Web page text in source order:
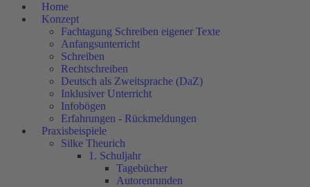
Home
Konzept
Fachtagung Schreiben eigener Texte
Anfangsunterricht
Schreiben
Rechtschreiben
Deutsch als Zweitsprache (DaZ)
Inklusiver Unterricht
Infobögen
Erfahrungen - Rückmeldungen
Praxisbeispiele
Silke Theurich
1. Schuljahr
Tagebücher
Autorenrunden